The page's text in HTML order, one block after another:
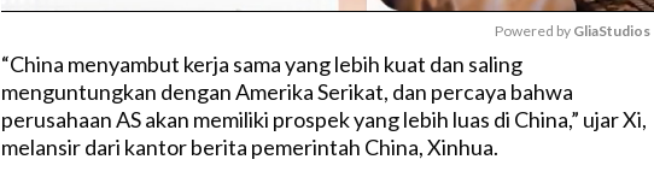
M
u
Powered by GliaStudios
“China menyambut kerja sama yang lebih kuat dan saling
menguntungkan dengan Amerika Serikat, dan percaya bahwa
perusahaan AS akan memiliki prospek yang lebih luas di China,” ujar Xi,
melansir dari kantor berita pemerintah China, Xinhua.